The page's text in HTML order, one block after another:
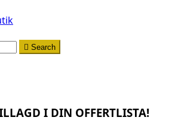
 Search
I DIN OFFERTLISTA!